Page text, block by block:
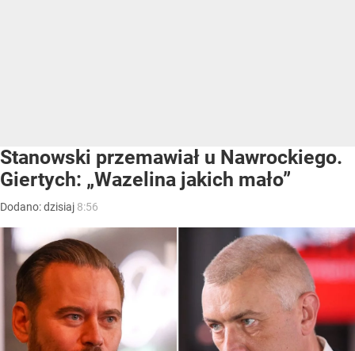
Stanowski przemawiał u Nawrockiego.
Giertych: „Wazelina jakich mało”
Dodano:dzisiaj 8:56